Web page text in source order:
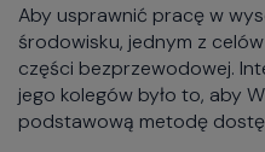
Aby usprawnić pracę w
środowisku, jednym z
części bezprzewodowej.
jego kolegów było to, aby
podstawową metodę